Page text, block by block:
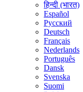
हिन्दी (भारत)
Español
Русский
Deutsch
Français
Nederlands
Português
Dansk
Svenska
Suomi